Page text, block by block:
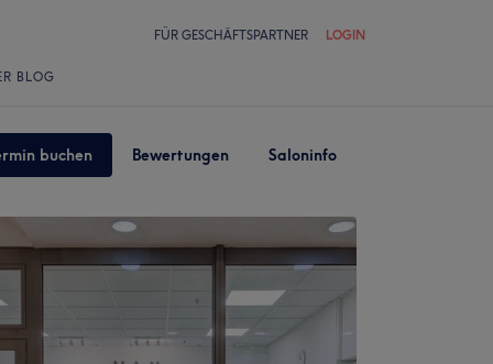
FÜR GESCHÄFTSPARTNER LOGIN
BLOG
buchen Bewertungen Saloninfo